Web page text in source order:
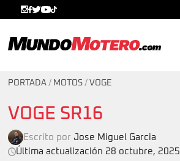
PORTADA / MOTOS / VOGE
VOGE SR16
Escrito por Jose Miguel Garcia
Última actualización 28 octubre, 2025